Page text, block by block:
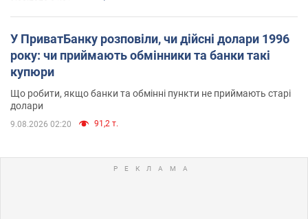
У ПриватБанку розповіли, чи дійсні долари 1996
року: чи приймають обмінники та банки такі
купюри
Що робити, якщо банки та обмінні пункти не приймають старі
долари
9.08.2026 02:20 91,2 т.